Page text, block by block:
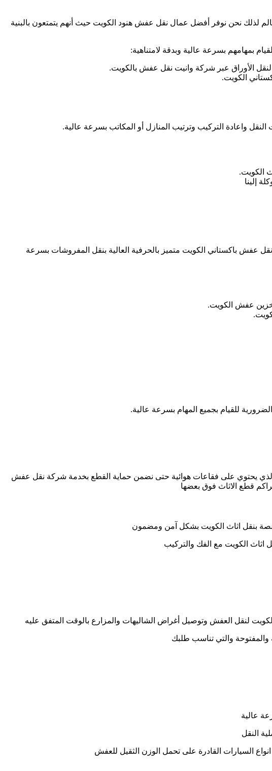
لذلك نحن نوفر أفضل عمال نقل عفش هنود الكويت حيث أنهم يتمتعون بالبنية
بمهامهم بسرعة عالية وبدقة لامتناهية:
الأوراق عبر شركة وانيت نقل عفش بالكويت.
الكويت.
واعادة التركيب وترتيب المنازل أو المكاتب بسرعة عالية.
الكويت.
إلينا
باكستاني الكويت متميز بالحرفية العالية بنقل المفروشات بسرعة
عفش الكويت.
للقيام بجميع المهام بسرعة عالية.
يحتوي على فقاعات هوائية حتى نضمن حماية القطع بخدمة شركة نقل عفش
قطع الاثاث فوق بعضها
بنقل اثاث الكويت بشكل آمن ومضمون
الكويت مع الفك والتركيب
لنقل العفش وتوصيل أغراض الشاليهات والمزارع بالوقت المتفق عليه
والتي تناسب طلبك
عالية
النقل
السيارات القادرة على تحمل الوزن الثقيل للعفش